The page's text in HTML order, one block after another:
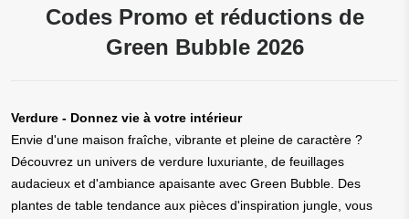
Codes Promo et réductions de
Green Bubble 2026
Verdure - Donnez vie à votre intérieur
Envie d'une maison fraîche, vibrante et pleine de caractère ?
Découvrez un univers de verdure luxuriante, de feuillages
audacieux et d'ambiance apaisante avec Green Bubble. Des
plantes de table tendance aux pièces d'inspiration jungle, vous